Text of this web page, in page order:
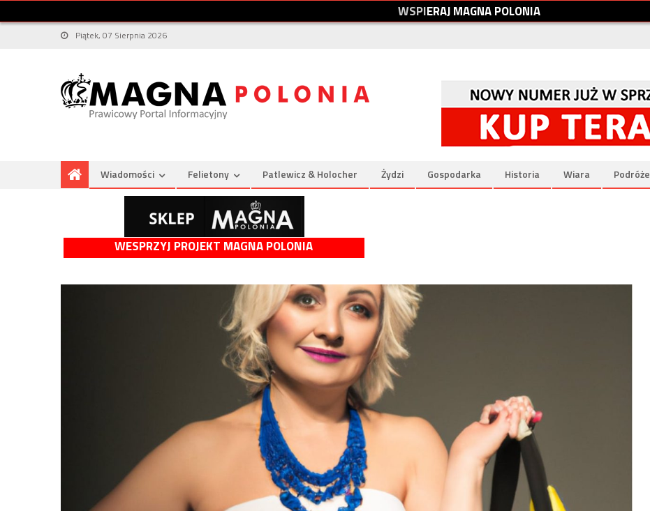
WSPIERAJMAGNAPOLONIA
Piątek, 07 Sierpnia 2026
Wiadomości Felietony Patlewicz & Holocher Żydzi Gospodarka Historia Wiara Podróże
WESPRZYJ PROJEKT MAGNA POLONIA